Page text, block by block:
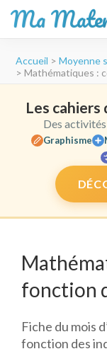
Ma
contenu
Entrée)
Accueil > Moyenne
> Mathématiques :
Les cahiers
Des activités
Graphisme
fonction
Fiche du mois
fonction des